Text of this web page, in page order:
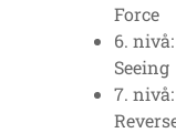
Force
6.
Seeing
7.